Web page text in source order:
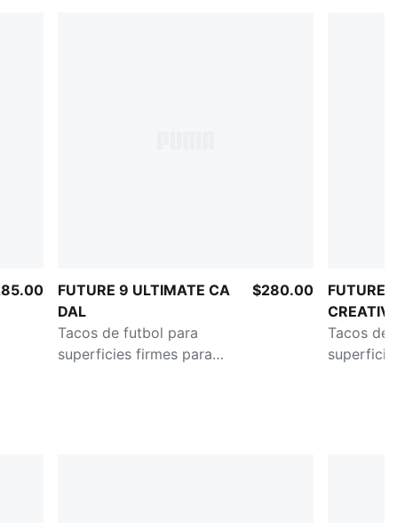
FUTURE 9 ULTIMATE CA
DAL
Tacos de futbol para
superficies firmes para
$280.00
FUTURE 9
Tacos de
superficies